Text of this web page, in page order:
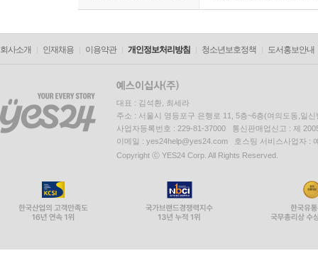
회사소개 인재채용 이용약관 개인정보처리방침 청소년보호정책 도서홍보안내
대표 : 김석환, 최세라
주소 : 서울시 영등포구 은행로 11, 5층~6층(여의도동,일신
사업자등록번호 : 229-81-37000 통신판매업신고 : 제
이메일 : yes24help@yes24.com 호스팅 서비스사업자 :
Copyright ⓒ YES24 Corp. All Rights Reserved.